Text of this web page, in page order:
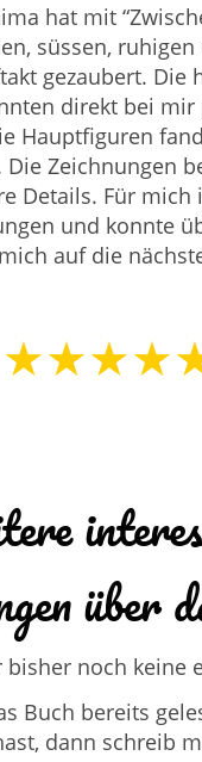
hat mit
süssen,
gezaubert. Die
direkt bei
Hauptfiguren
Zeichnungen
Details. Für mich
und konnte
auf die
über
bisher noch keine
Buch bereits
dann schreib